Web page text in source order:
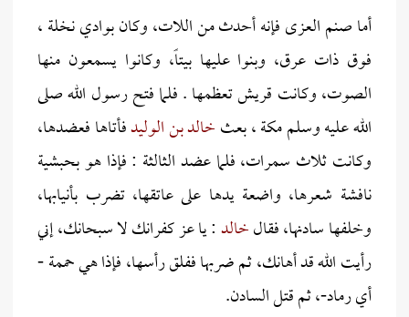
أما صنم العزى فإنه أحدث من اللات، وكان بوادي نخلة ،
فوق ذات عرق، وبنوا عليها بيتاً، وكانوا يسمعون منها
الصوت، وكانت قريش تعظمها . فلما فتح رسول الله صلى
الله عليه وسلم مكة ، بعثخالد بن الوليدفأتاها فعضدها،
وكانت ثلاث سمرات، فلما عضد الثالثة : فإذا هو بحبشية
نافشة شعرها، واضعة يدها على عاتقها، تضرب بأنيابها،
وخلفها سادنها، فقالخالد: يا عز كفرانك لا سبحانك، إني
رأيت الله قد أهانك، ثم ضربها ففلق رأسها، فإذا هي حممة -
أي رماد-، ثم قتل السادن.